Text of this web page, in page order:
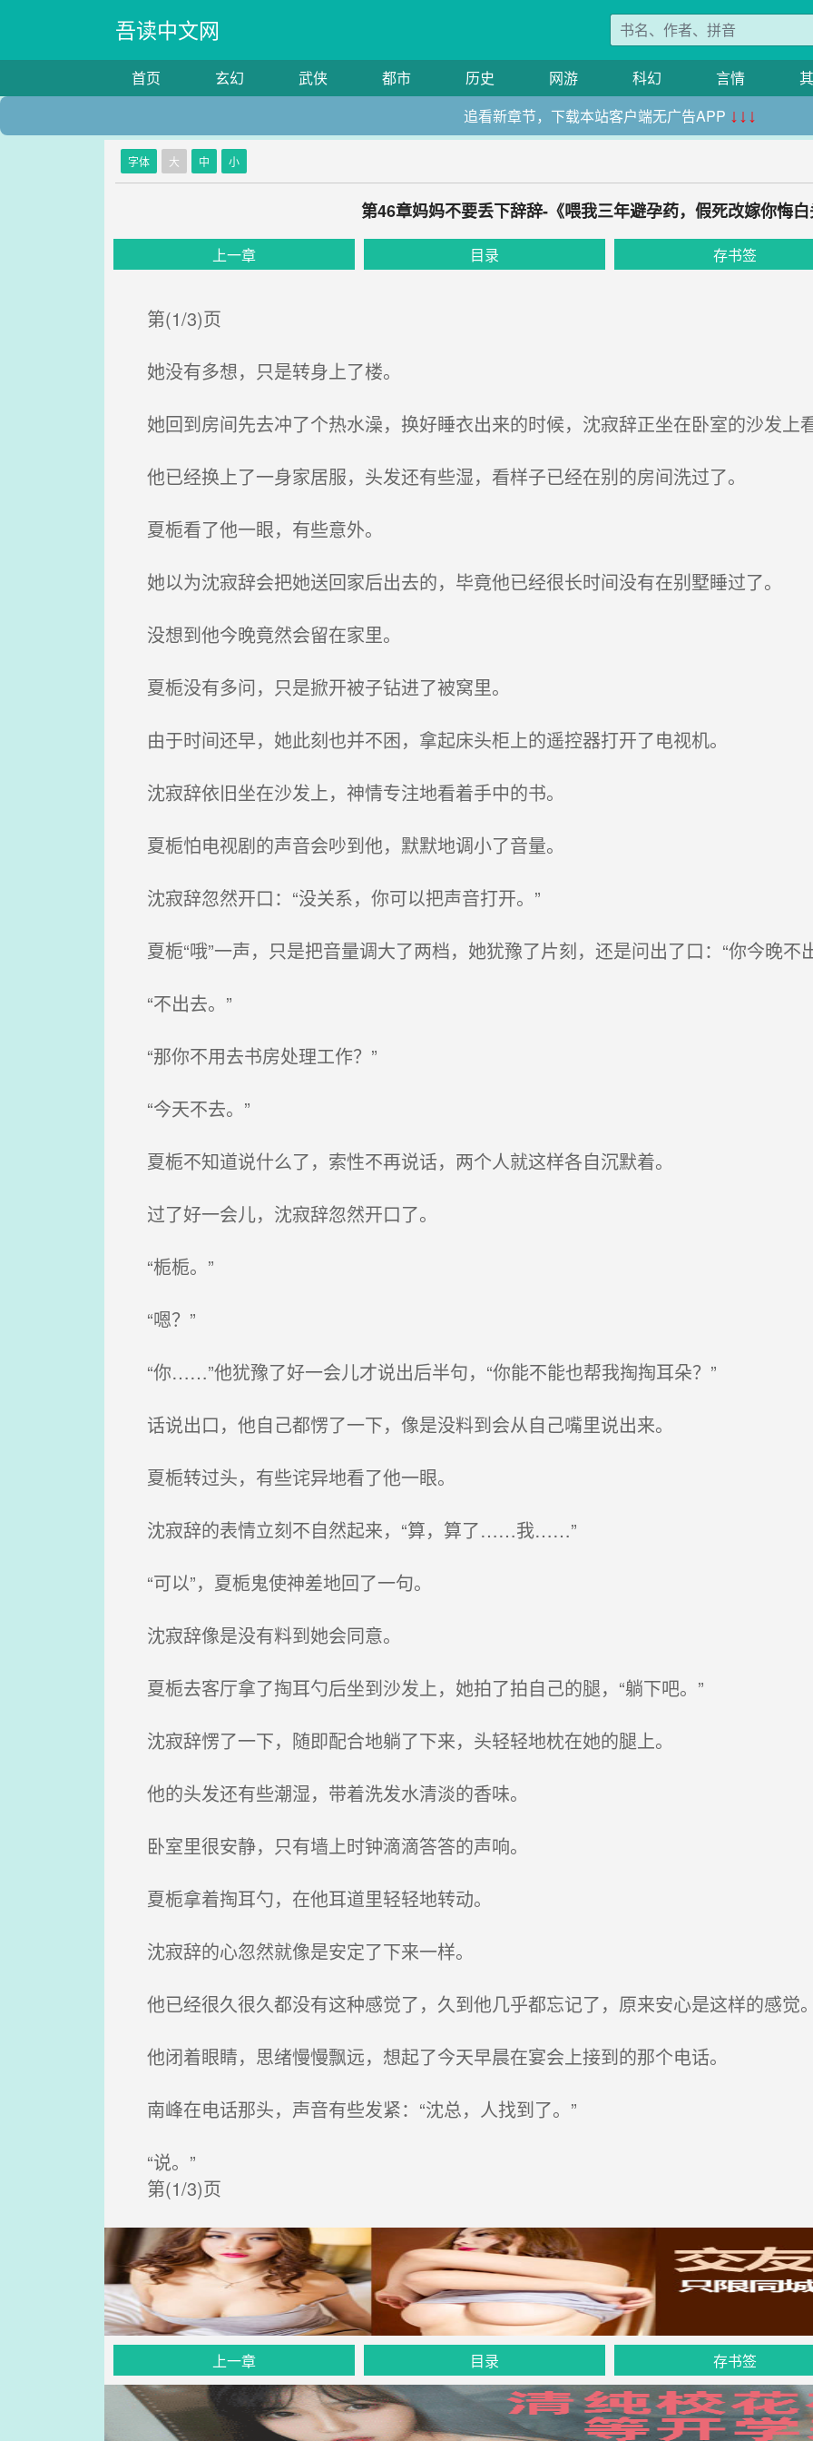
吾读中文网
首页 玄幻 武侠 都市 历史 网游 科幻 言情
追看新章节，下载本站客户端无广告APP ↓↓↓
字体 大 中 小
第46章妈妈不要丢下辞辞-《喂我三年避孕药，假死改嫁你悔
上一章 目录 存书签
第(1/3)页
她没有多想，只是转身上了楼。
她回到房间先去冲了个热水澡，换好睡衣出来的时候，沈寂辞正坐在卧室的沙发上
他已经换上了一身家居服，头发还有些湿，看样子已经在别的房间洗过了。
夏栀看了他一眼，有些意外。
她以为沈寂辞会把她送回家后出去的，毕竟他已经很长时间没有在别墅睡过了。
没想到他今晚竟然会留在家里。
夏栀没有多问，只是掀开被子钻进了被窝里。
由于时间还早，她此刻也并不困，拿起床头柜上的遥控器打开了电视机。
沈寂辞依旧坐在沙发上，神情专注地看着手中的书。
夏栀怕电视剧的声音会吵到他，默默地调小了音量。
沈寂辞忽然开口：“没关系，你可以把声音打开。”
夏栀“哦”一声，只是把音量调大了两档，她犹豫了片刻，还是问出了口：“你今晚不
“不出去。”
“那你不用去书房处理工作？”
“今天不去。”
夏栀不知道说什么了，索性不再说话，两个人就这样各自沉默着。
过了好一会儿，沈寂辞忽然开口了。
“栀栀。”
“嗯？”
“你……”他犹豫了好一会儿才说出后半句，“你能不能也帮我掏掏耳朵？”
话说出口，他自己都愣了一下，像是没料到会从自己嘴里说出来。
夏栀转过头，有些诧异地看了他一眼。
沈寂辞的表情立刻不自然起来，“算，算了……我……”
“可以”，夏栀鬼使神差地回了一句。
沈寂辞像是没有料到她会同意。
夏栀去客厅拿了掏耳勺后坐到沙发上，她拍了拍自己的腿，“躺下吧。”
沈寂辞愣了一下，随即配合地躺了下来，头轻轻地枕在她的腿上。
他的头发还有些潮湿，带着洗发水清淡的香味。
卧室里很安静，只有墙上时钟滴滴答答的声响。
夏栀拿着掏耳勺，在他耳道里轻轻地转动。
沈寂辞的心忽然就像是安定了下来一样。
他已经很久很久都没有这种感觉了，久到他几乎都忘记了，原来安心是这样的感觉
他闭着眼睛，思绪慢慢飘远，想起了今天早晨在宴会上接到的那个电话。
南峰在电话那头，声音有些发紧：“沈总，人找到了。”
“说。”
第(1/3)页
上一章 目录 存书签